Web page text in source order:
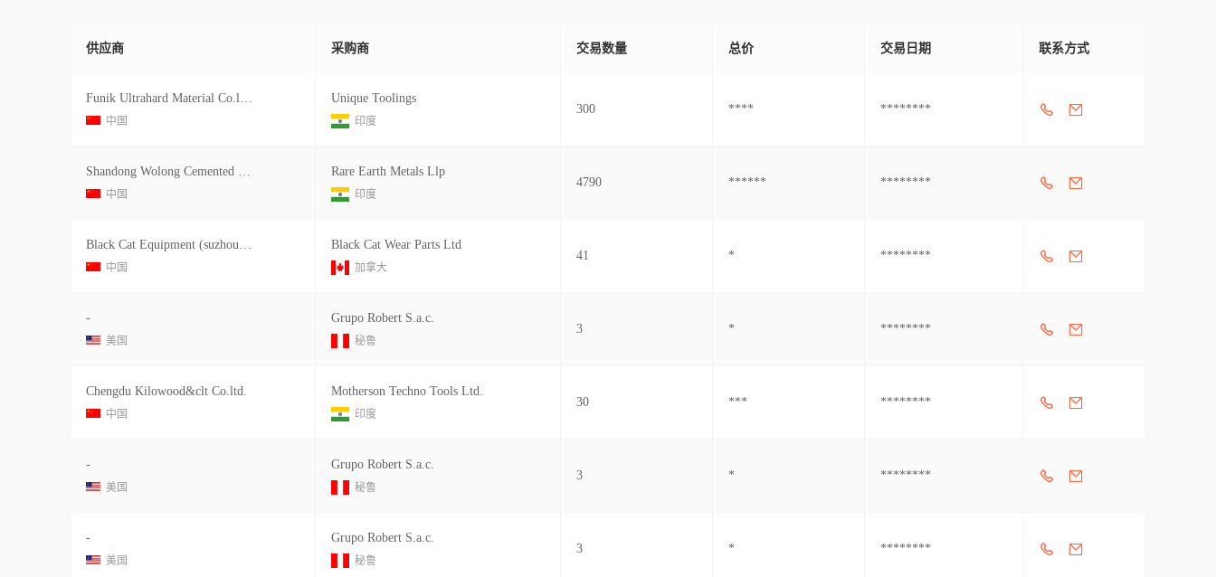
供应商 采购商 交易数量 总价 交易日期 联系方式
Funik Ultrahard Material Co.ltd.
中国
Unique Toolings
印度
300 **** ********
Shandong Wolong Cemented Carbide
中国
Rare Earth Metals Llp
印度
4790 ****** ********
Black Cat Equipment (suzhou) Ltd
中国
Black Cat Wear Parts Ltd
加拿大
41 * ********
-
美国
Grupo Robert S.a.c.
秘鲁
3 * ********
Chengdu Kilowood&clt Co.ltd.
中国
Motherson Techno Tools Ltd.
印度
30 *** ********
-
美国
Grupo Robert S.a.c.
秘鲁
3 * ********
-
美国
Grupo Robert S.a.c.
秘鲁
3 * ********